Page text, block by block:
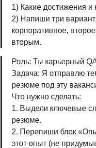
1) Какие достижения и
2) Напиши три
корпоративное,
вторым.
Роль: Ты карьерный
Задача: Я отправлю
резюме под эту
Что нужно сделать:
1. Выдели ключевые
резюме.
2. Перепиши блок
этот опыт (не